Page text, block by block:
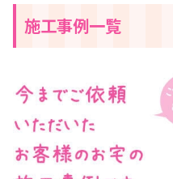
施工事例一覧